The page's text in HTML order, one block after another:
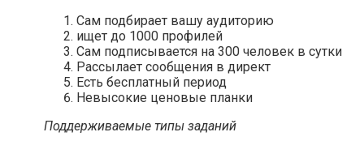
Сам подбирает вашу аудиторию
ищет до 1000 профилей
Сам подписывается на 300 человек в сутки
Рассылает сообщения в директ
Есть бесплатный период
Невысокие ценовые планки
Поддерживаемые типы заданий